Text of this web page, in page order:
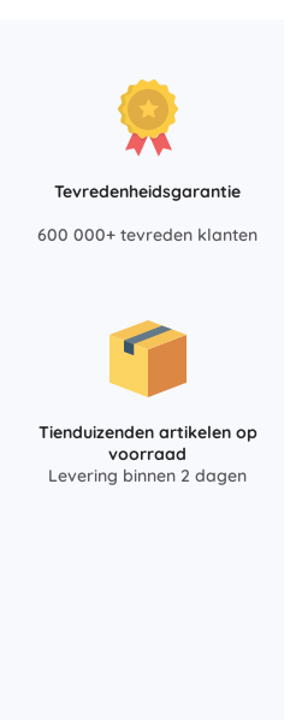
Tevredenheidsgarantie
600 000+ tevreden klanten
Tienduizenden artikelen op
voorraad
Levering binnen 2 dagen